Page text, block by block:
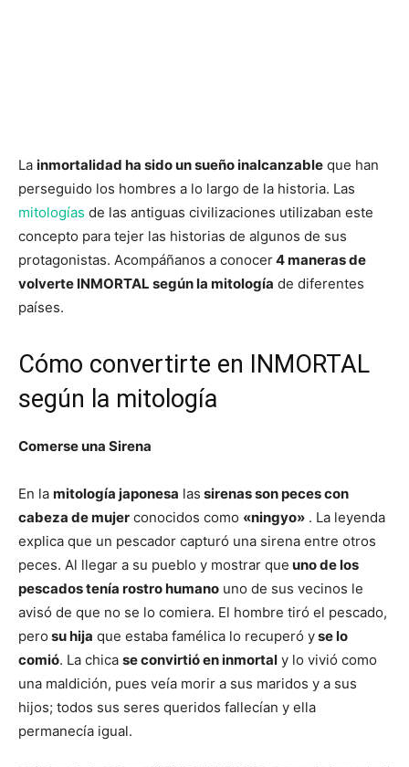
La inmortalidad ha sido un sueño inalcanzable que han
perseguido los hombres a lo largo de la historia. Las
mitologías de las antiguas civilizaciones utilizaban este
concepto para tejer las historias de algunos de sus
protagonistas. Acompáñanos a conocer4 maneras de
volverte INMORTAL según la mitología de diferentes
países.
Cómo convertirte en INMORTAL
según la mitología
Comerse una Sirena
En la mitología japonesa las sirenas son peces con
cabeza de mujer conocidos como «ningyo» . La leyenda
explica que un pescador capturó una sirena entre otros
peces. Al llegar a su pueblo y mostrar que uno de los
pescados tenía rostro humano uno de sus vecinos le
avisó de que no se lo comiera. El hombre tiró el pescado,
pero su hija que estaba famélica lo recuperó yse lo
comió. La chica se convirtió en inmortal y lo vivió como
una maldición, pues veía morir a sus maridos y a sus
hijos; todos sus seres queridos fallecían y ella
permanecía igual.